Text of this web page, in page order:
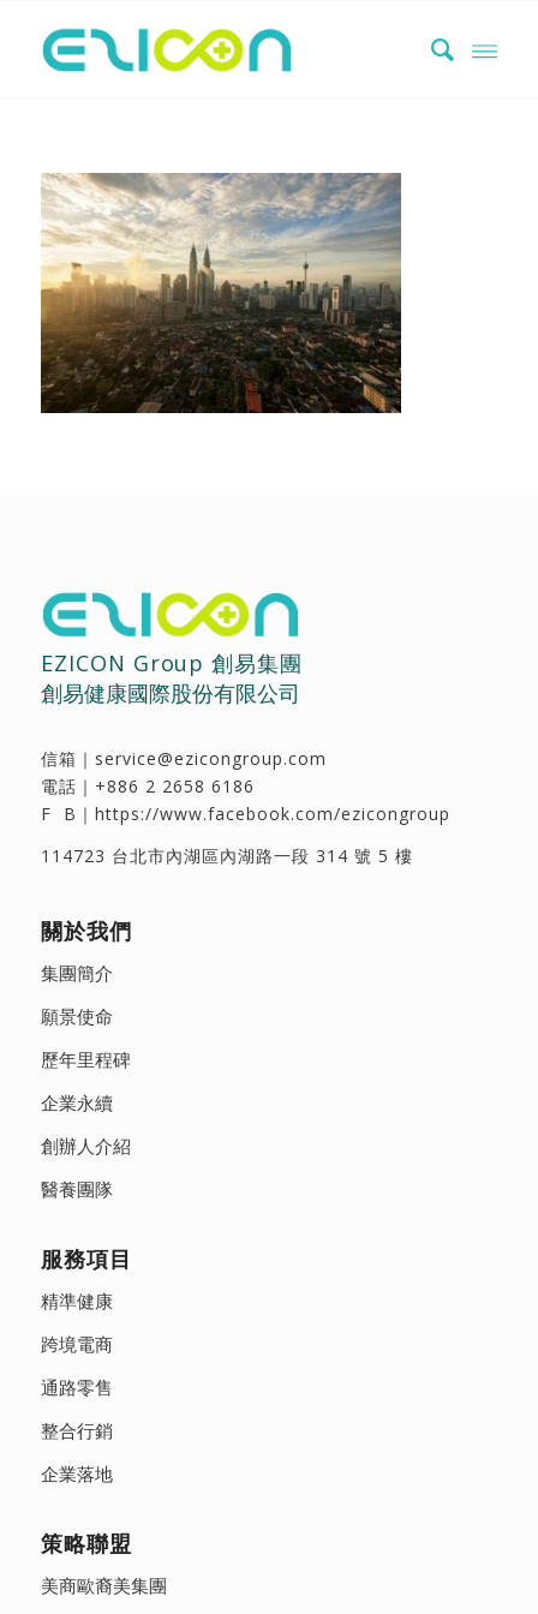
EZICON Group 創易集團
創易健康國際股份有限公司
信箱｜ service@ezicongroup.com
電話｜ +886 2 2658 6186
F B｜ https://www.facebook.com/ezicongroup
114723 台北市內湖區內湖路一段 314 號 5 樓
關於我們
集團簡介
願景使命
歷年里程碑
企業永續
創辦人介紹
醫養團隊
服務項目
精準健康
跨境電商
通路零售
整合行銷
企業落地
策略聯盟
美商歐裔美集團